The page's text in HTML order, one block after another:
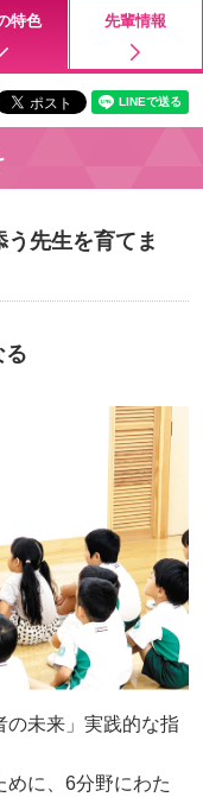
特色 先輩情報
先生を育てま
る
の未来」実践的な指
に、6分野にわた